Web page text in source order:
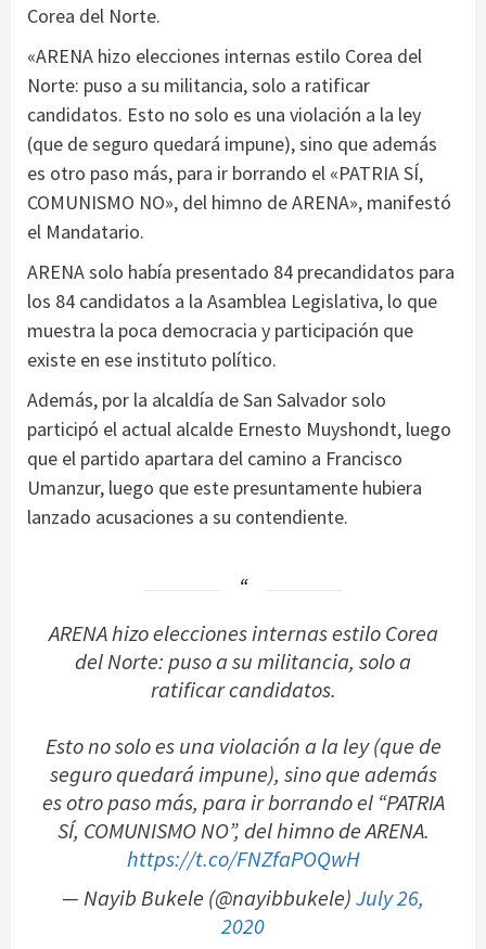
Corea del Norte.
«ARENA hizo elecciones internas estilo Corea del
Norte: puso a su militancia, solo a ratificar
candidatos. Esto no solo es una violación a la ley
(que de seguro quedará impune), sino que además
es otro paso más, para ir borrando el «PATRIA SÍ,
COMUNISMO NO», del himno de ARENA», manifestó
el Mandatario.
ARENA solo había presentado 84 precandidatos para
los 84 candidatos a la Asamblea Legislativa, lo que
muestra la poca democracia y participación que
existe en ese instituto político.
Además, por la alcaldía de San Salvador solo
participó el actual alcalde Ernesto Muyshondt, luego
que el partido apartara del camino a Francisco
Umanzur, luego que este presuntamente hubiera
lanzado acusaciones a su contendiente.
ARENA hizo elecciones internas estilo Corea
del Norte: puso a su militancia, solo a
ratificar candidatos.
Esto no solo es una violación a la ley (que de
seguro quedará impune), sino que además
es otro paso más, para ir borrando el “PATRIA
SÍ, COMUNISMO NO”, del himno de ARENA.
https://t.co/FNZfaPOQwH
— Nayib Bukele (@nayibbukele)July 26,
2020